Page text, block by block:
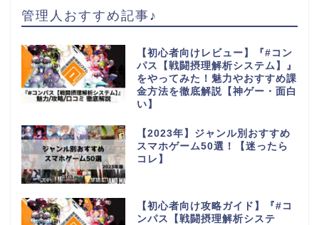
管理人おすすめ記事♪
【初心者向けレビュー】『#コン
パス【戦闘摂理解析システム】』
をやってみた！魅力やおすすめ課
金方法を徹底解説【神ゲー・面白
い】
【2023年】ジャンル別おすすめ
スマホゲーム50選！【迷ったら
コレ】
【初心者向け攻略ガイド】『#コ
ンパス【戦闘摂理解析システ